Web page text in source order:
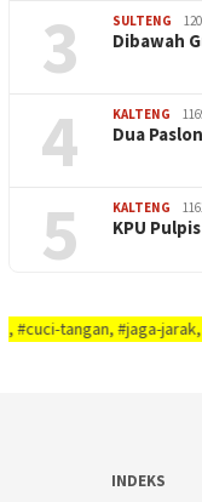
3 SULTENG
Dibawah
4 KALTENG
Dua
5 KALTENG
KPU
#jaga-jarak,
INDEKS